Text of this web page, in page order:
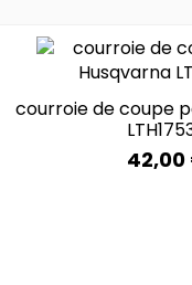
courroie de coupe
42,00